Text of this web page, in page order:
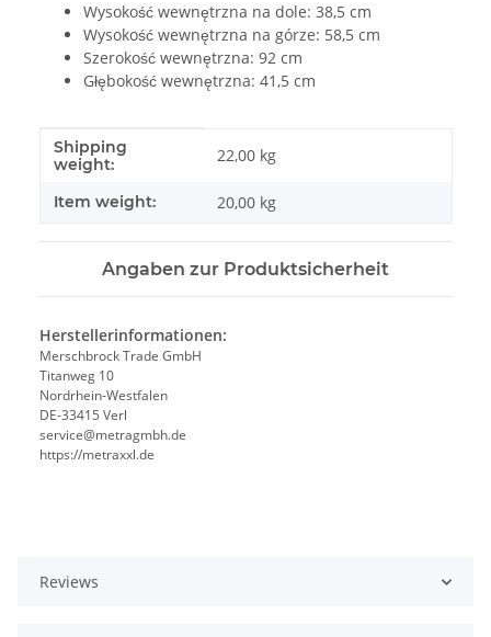
Wysokość wewnętrzna na dole: 38,5 cm
Wysokość wewnętrzna na górze: 58,5 cm
Szerokość wewnętrzna: 92 cm
Głębokość wewnętrzna: 41,5 cm
#productDetails.itemInformation#
#productDetails.itemValue#
Shipping
weight:
22,00 kg
Item weight: 20,00 kg
Angaben zur Produktsicherheit
Herstellerinformationen:
Merschbrock Trade GmbH
Titanweg 10
Nordrhein-Westfalen
DE-33415 Verl
service@metragmbh.de
https://metraxxl.de
Reviews